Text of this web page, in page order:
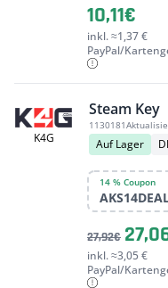
10,11€
inkl. ≈1,37 €
PayPal/
K4G
Steam Key
1130181
Auf Lager
14 % Coupon
27,92€
inkl. ≈3,05 €
PayPal/